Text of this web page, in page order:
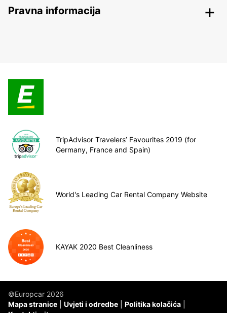
Pravna informacija
TripAdvisor Travelers’ Favourites 2019 (for
Germany, France and Spain)
World's Leading Car Rental Company Website
KAYAK 2020 Best Cleanliness
©Europcar 2026
Mapa stranice
Uvjeti i odredbe
Politika kolačića